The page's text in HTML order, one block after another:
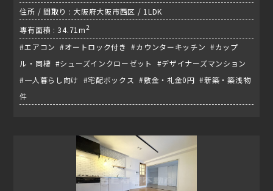
住所 / 間取り : 大阪府大阪市西区 / 1LDK
専有面積 : 34.71m2
#エアコン #オートロック付き #カウンターキッチン #カップ
ル・同棲 #シューズインクローゼット #デザイナーズマンション
#一人暮らし向け #宅配ボックス #敷金・礼金0円 #新築・築浅物
件